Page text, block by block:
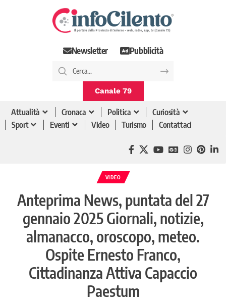
Newsletter Pubblicità
Canale 79
Attualità Cronaca Politica
Curiosità
Sport
Eventi Video Turismo Contattaci
VIDEO
Anteprima News, puntata del 27
gennaio 2025 Giornali, notizie,
almanacco, oroscopo, meteo.
Ospite Ernesto Franco,
Cittadinanza Attiva Capaccio
Paestum